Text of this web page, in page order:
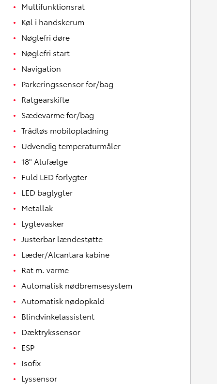
Multifunktionsrat
Køl i handskerum
Nøglefri døre
Nøglefri start
Navigation
Parkeringssensor for/bag
Ratgearskifte
Sædevarme for/bag
Trådløs mobilopladning
Udvendig temperaturmåler
18" Alufælge
Fuld LED forlygter
LED baglygter
Metallak
Lygtevasker
Justerbar lændestøtte
Læder/Alcantara kabine
Rat m. varme
Automatisk nødbremsesystem
Automatisk nødopkald
Blindvinkelassistent
Dæktrykssensor
ESP
Isofix
Lyssensor